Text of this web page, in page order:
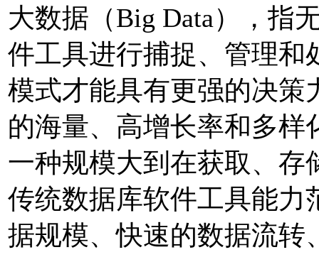
大数据（Big Data），指
件工具进行捕捉、管理和
模式才能具有更强的决策
的海量、高增长率和多样
一种规模大到在获取、存
传统数据库软件工具能力
据规模、快速的数据流转